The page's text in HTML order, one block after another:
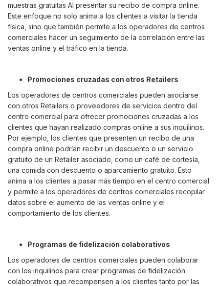
muestras gratuitas AI presentar su recibo de compra online.
Este enfoque no solo anima a los clientes a visitar la tienda
física, sino que también permite a los operadores de centros
comerciales hacer un seguimiento de la correlación entre las
ventas online y el tráfico en la tienda.
Promociones cruzadas con otros Retailers
Los operadores de centros comerciales pueden asociarse
con otros Retailers o proveedores de servicios dentro del
centro comercial para ofrecer promociones cruzadas a los
clientes que hayan realizado compras online a sus inquilinos.
Por ejemplo, los clientes que presenten un recibo de una
compra online podrían recibir un descuento o un servicio
gratuito de un Retailer asociado, como un café de cortesía,
una comida con descuento o aparcamiento gratuito. Esto
anima a los clientes a pasar más tiempo en el centro comercial
y permite a los operadores de centros comerciales recopilar
datos sobre el aumento de las ventas online y el
comportamiento de los clientes.
Programas de fidelización colaborativos
Los operadores de centros comerciales pueden colaborar
con los inquilinos para crear programas de fidelización
colaborativos que recompensen a los clientes tanto por las